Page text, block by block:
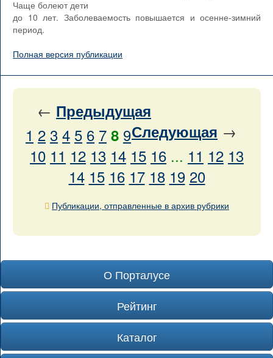
Чаще болеют дети
до 10 лет. Заболеваемость повышается и осенне-зимний
период.
Полная версия публикации
← Предыдущая
Следующая →
1 2 3 4 5 6 7 8 9
10 11 12 13 14 15 16 ... 11 12 13
14 15 16 17 18 19 20
Публикации, отправленные в архив рубрики
О Порталусе
Рейтинг
Каталог